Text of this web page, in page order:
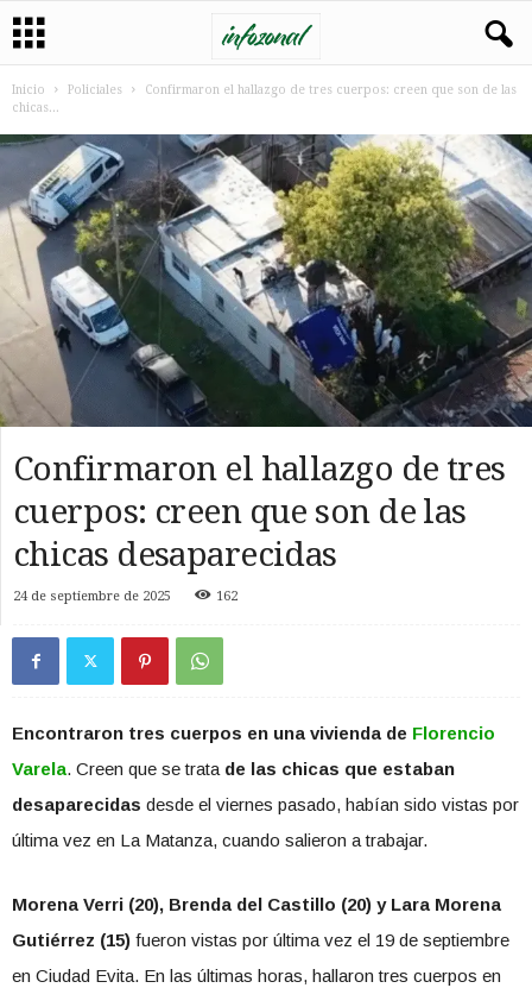
Inicio Policiales
Confirmaron el hallazgo de tres cuerpos: creen que son de las
chicas...
Confirmaron el hallazgo de tres
cuerpos: creen que son de las
chicas desaparecidas
24 de septiembre de 2025 162
Encontraron tres cuerpos en una vivienda de Florencio
Varela. Creen que se trata de las chicas que estaban
desaparecidas desde el viernes pasado, habían sido vistas por
última vez en La Matanza, cuando salieron a trabajar.
Morena Verri (20), Brenda del Castillo (20) y Lara Morena
Gutiérrez (15) fueron vistas por última vez el 19 de septiembre
en Ciudad Evita. En las últimas horas, hallaron tres cuerpos en